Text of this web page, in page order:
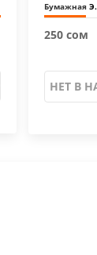
Бумажная
250 сом
НЕТ В